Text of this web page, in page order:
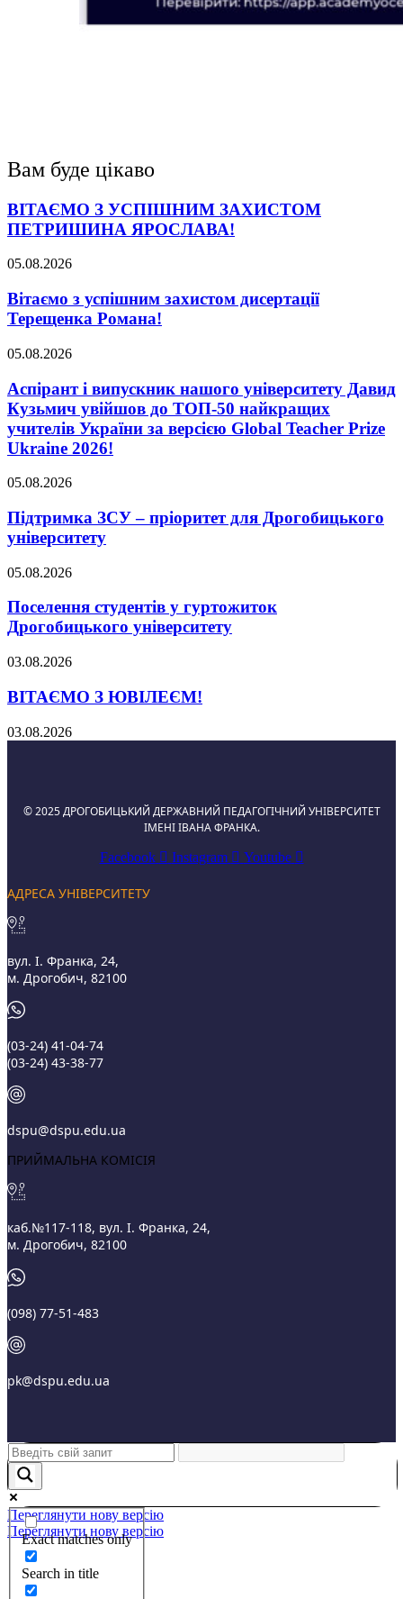
Вам буде цікаво
ВІТАЄМО З УСПІШНИМ ЗАХИСТОМ
ПЕТРИШИНА ЯРОСЛАВА!
05.08.2026
Вітаємо з успішним захистом дисертації
Терещенка Романа!
05.08.2026
Аспірант і випускник нашого університету Давид
Кузьмич увійшов до ТОП-50 найкращих
учителів України за версією Global Teacher Prize
Ukraine 2026!
05.08.2026
Підтримка ЗСУ – пріоритет для Дрогобицького
університету
05.08.2026
Поселення студентів у гуртожиток
Дрогобицького університету
03.08.2026
ВІТАЄМО З ЮВІЛЕЄМ!
03.08.2026
© 2025 ДРОГОБИЦЬКИЙ ДЕРЖАВНИЙ ПЕДАГОГІЧНИЙ УНІВЕРСИТЕТ
ІМЕНІ ІВАНА ФРАНКА.
Facebook
Instagram Youtube
АДРЕСА УНІВЕРСИТЕТУ
вул. І. Франка, 24,
м. Дрогобич, 82100
(03‑24) 41‑04‑74
(03‑24) 43‑38‑77
dspu@dspu.edu.ua
ПРИЙМАЛЬНА КОМІСІЯ
каб.№117-118, вул. І. Франка, 24,
м. Дрогобич, 82100
(098) 77-51-483
pk@dspu.edu.ua
Exact matches only
Search in title
Переглянути нову версію
Переглянути нову версію